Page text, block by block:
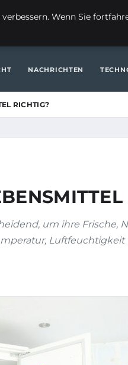
NACHRICHTEN
RICHTIG?
um ihre Frische,
Luftfeuchtigkeit
Wenn Sie